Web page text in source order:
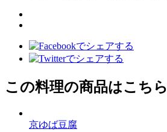
この料理の商品はこちら
京ゆば豆腐